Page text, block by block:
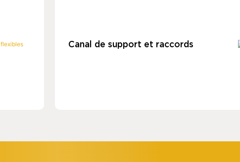
Canal de support et raccords